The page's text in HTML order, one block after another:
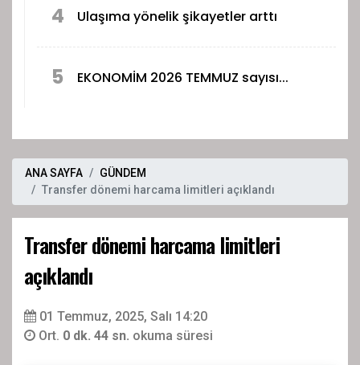
4 Ulaşıma yönelik şikayetler arttı
5 EKONOMİM 2026 TEMMUZ sayısı...
ANA SAYFA
GÜNDEM
Transfer dönemi harcama limitleri açıklandı
Transfer dönemi harcama limitleri
açıklandı
01 Temmuz, 2025, Salı 14:20
Ort. 0 dk. 44 sn. okuma süresi